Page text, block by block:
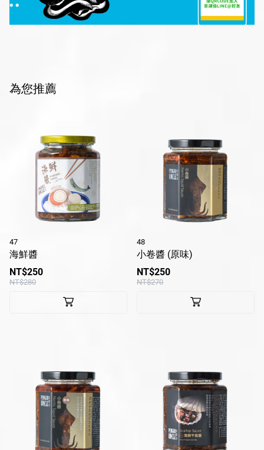
為您推薦
47
海鮮醬
NT$250
NT$280
48
小卷醬 (原味)
NT$250
NT$270